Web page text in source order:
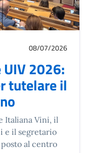
08/07/2026
UIV 2026:
tutelare il
Italiana Vini, il
e il segretario
al centro